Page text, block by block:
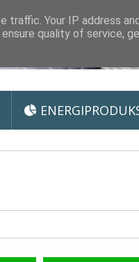
traffic. Your IP address
quality of service,